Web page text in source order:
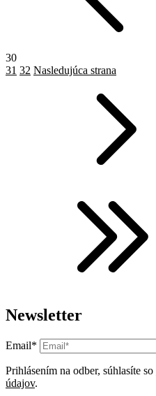
30
31 32 Nasledujúca strana
Newsletter
Email*
Prihlásením na odber, súhlasíte so
údajov.